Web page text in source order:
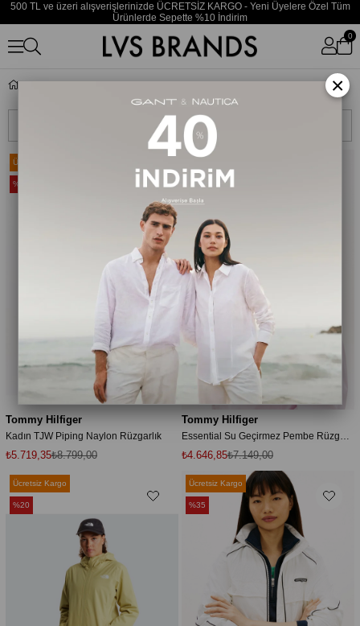
500 TL ve üzeri alışverişlerinizde ÜCRETSİZ KARGO - Yeni Üyelere Özel Tüm
Ürünlerde Sepette %10 İndirim
0
Tommy Hilfiger
Kadın TJW Piping Naylon Rüzgarlık
₺5.719,35₺8.799,00
Ücretsiz Kargo
%35
Tommy Hilfiger
₺4.646,85₺7.149,00
%35
Ücretsiz Kargo
%20
Ücretsiz Kargo
%35
×